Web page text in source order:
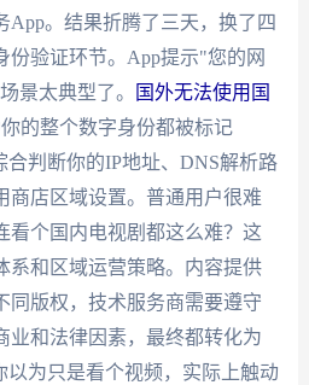
App。结果折腾了三天，换了四
份验证环节。App提示"您的网
景太典型了。
国外无法使用国
的整个数字身份都被标记
判断你的IP地址、DNS解析路
商店区域设置。普通用户很难
看个国内电视剧都这么难？这
系和区域运营策略。内容提供
同版权，技术服务商需要遵守
业和法律因素，最终都转化为
以为只是看个视频，实际上触动